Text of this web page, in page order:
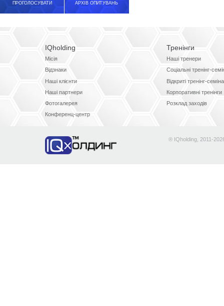
ПРОГОЛОСУВАТИ АРХІВ ОПИТУВАНЬ
IQholding
Місія
Відзнаки
Наші клієнти
Наші партнери
Фотогалерея
Конференц-центр
Тренінги
Наші тренери
Соціальні тренінг-
Відкриті тренінг-
Корпоративні тренінги
Розклад заходів
® IQholding, 2011-